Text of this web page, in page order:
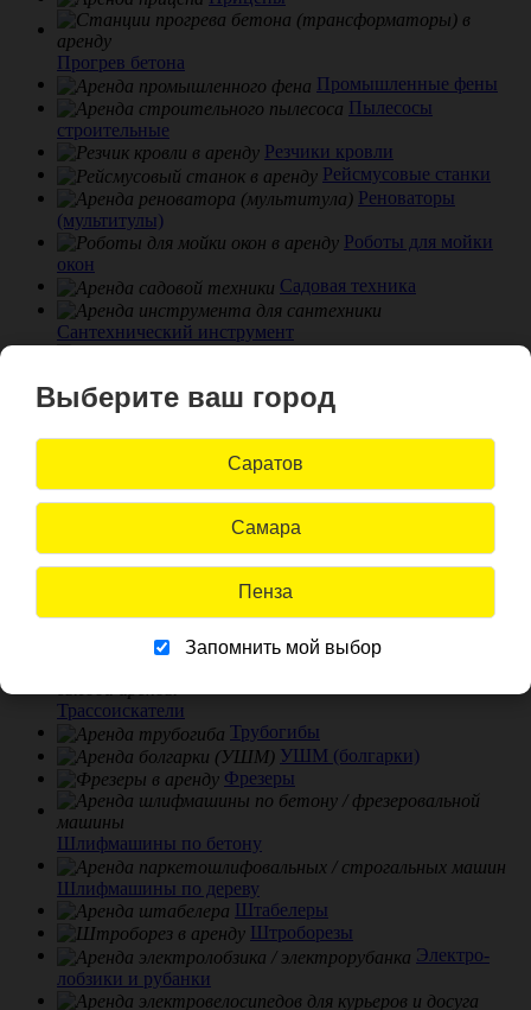
Прогрев бетона
Промышленные фены
Пылесосы
строительные
Резчики кровли
Рейсмусовые станки
Реноваторы
(мультитулы)
Роботы для мойки
окон
Садовая техника
Сантехнический инструмент
Снегоуборщики и
Станки сверлильные
Степлеры
Тепловизоры
Тепловые пушки
Трассоискатели
Трубогибы
УШМ (болгарки)
Фрезеры
Шлифмашины по бетону
Шлифмашины по дереву
Штабелеры
Штроборезы
Электро-
лобзики и рубанки
Выберите ваш город
Саратов
Самара
Пенза
Запомнить мой выбор